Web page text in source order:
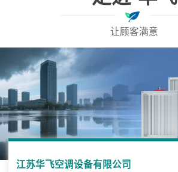
让顾客满意
江苏华飞空调设备有限公司